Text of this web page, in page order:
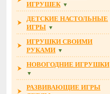
ИГРУШЕК ▼
ДЕТСКИЕ НАСТОЛЬНЫЕ
ИГРЫ ▼
ИГРУШКИ СВОИМИ
РУКАМИ ▼
НОВОГОДНИЕ ИГРУШКИ
▼
РАЗВИВАЮЩИЕ ИГРЫ